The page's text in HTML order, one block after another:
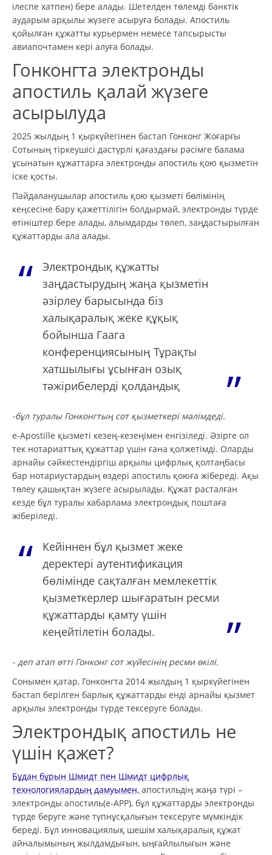
ілеспе хатпен) бере алады. Шетелден төлемді банктік
аударым арқылы жүзеге асыруға болады. Апостиль
қойылған құжатты курьермен немесе тапсырысты
авиапочтамен кері алуға болады.
Гонконгта электронды
апостиль қалай жүзеге
асырылуда
2025 жылдың 1 қыркүйегінен бастап Гонконг Жоғарғы
Сотының тіркеушісі дәстүрлі қағаздағы рәсімге балама
ұсынатын құжаттарға электронды апостиль қою қызметін
іске қосты.
Пайдаланушылар апостиль қою қызметі бөлімінің
кеңсесіне бару қажеттілігін болдырмай, электронды түрде
өтініштер бере алады, алымдарды төлеп, заңдастырылған
құжаттарды ала алады.
Электрондық құжатты
заңдастырудың жаңа қызметін
әзірлеу барысында біз
халықаралық жеке құқық
бойынша Гаага
конференциясының Тұрақты
хатшылығы ұсынған озық
тәжірибелерді қолдандық
-бұл туралы Гонконгтың сот қызметкері мәлімдеді.
e-Apostille қызметі кезең-кезеңімен енгізіледі. Әзірге ол
тек нотариаттық құжаттар үшін ғана қолжетімді. Оларды
арнайы сәйкестендіргіш арқылы цифрлық қолтаңбасы
бар нотариустардың өздері апостиль қоюға жібереді. Ақы
төлеу қашықтан жүзеге асырылады. Құжат расталған
кезде бұл туралы хабарлама электрондық поштаға
жіберіледі.
Кейіннен бұл қызмет жеке
деректері аутентификация
бөлімінде сақталған мемлекеттік
қызметкерлер шығаратын ресми
құжаттарды қамту үшін
кеңейтілетін болады.
- деп атап өтті Гонконг сот жүйесінің ресми өкілі.
Сонымен қатар, Гонконгта 2014 жылдың 1 қыркүйегінен
бастап берілген барлық құжаттарды енді арнайы қызмет
арқылы электронды түрде тексеруге болады.
Электрондық апостиль не
үшін қажет?
Бұдан бұрын Шмидт пен Шмидт цифрлық
технологиялардың дамуымен, апостильдің жаңа түрі –
электронды апостиль(e-APP), бұл құжаттарды электронды
түрде беруге және түпнұсқалығын тексеруге мүмкіндік
береді. Бұл инновациялық шешім халықаралық құжат
айналымының жылдамдығын, ыңғайлылығын және